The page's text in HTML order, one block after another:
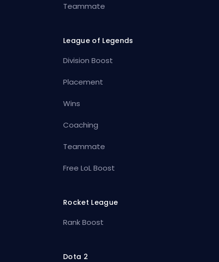
Teammate
League of Legends
Division Boost
Placement
Wins
Coaching
Teammate
Free LoL Boost
Rocket League
Rank Boost
Dota 2